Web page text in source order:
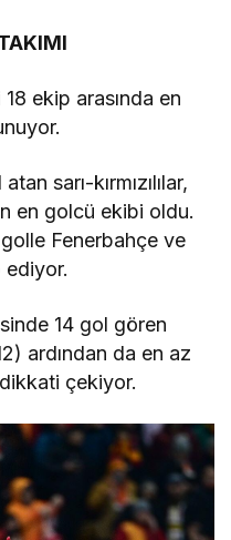
ekip arasında en
sarı-kırmızılılar,
en golcü ekibi oldu.
Fenerbahçe ve
14 gol gören
ardından da en az
çekiyor.